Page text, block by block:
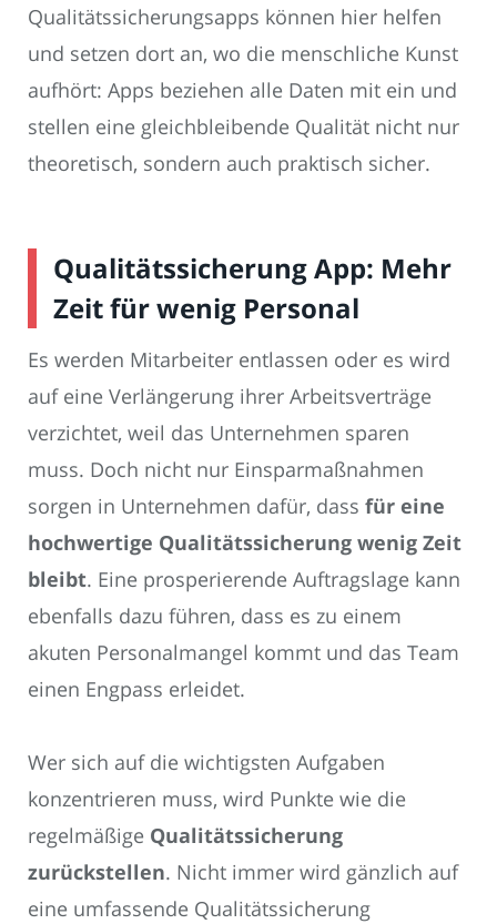
Qualitätssicherungsapps können hier helfen
und setzen dort an, wo die menschliche Kunst
aufhört: Apps beziehen alle Daten mit ein und
stellen eine gleichbleibende Qualität nicht nur
theoretisch, sondern auch praktisch sicher.
Qualitätssicherung App: Mehr
Zeit für wenig Personal
Es werden Mitarbeiter entlassen oder es wird
auf eine Verlängerung ihrer Arbeitsverträge
verzichtet, weil das Unternehmen sparen
muss. Doch nicht nur Einsparmaßnahmen
sorgen in Unternehmen dafür, dass für eine
hochwertige Qualitätssicherung wenig Zeit
bleibt. Eine prosperierende Auftragslage kann
ebenfalls dazu führen, dass es zu einem
akuten Personalmangel kommt und das Team
einen Engpass erleidet.
Wer sich auf die wichtigsten Aufgaben
konzentrieren muss, wird Punkte wie die
regelmäßige Qualitätssicherung
zurückstellen. Nicht immer wird gänzlich auf
eine umfassende Qualitätssicherung